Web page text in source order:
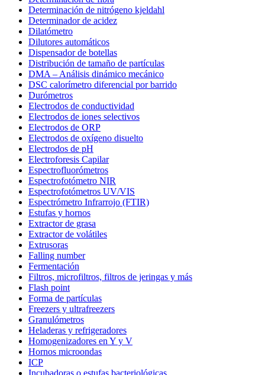
Determinación de nitrógeno kjeldahl
Determinador de acidez
Dilatómetro
Dilutores automáticos
Dispensador de botellas
Distribución de tamaño de partículas
DMA – Análisis dinámico mecánico
DSC calorímetro diferencial por barrido
Durómetros
Electrodos de conductividad
Electrodos de iones selectivos
Electrodos de ORP
Electrodos de oxígeno disuelto
Electrodos de pH
Electroforesis Capilar
Espectrofluorómetros
Espectrofotómetro NIR
Espectrofotómetros UV/VIS
Espectrómetro Infrarrojo (FTIR)
Estufas y hornos
Extractor de grasa
Extractor de volátiles
Extrusoras
Falling number
Fermentación
Filtros, microfiltros, filtros de jeringas y más
Flash point
Forma de partículas
Freezers y ultrafreezers
Granulómetros
Heladeras y refrigeradores
Homogenizadores en Y y V
Hornos microondas
ICP
Incubadoras o estufas bacteriológicas